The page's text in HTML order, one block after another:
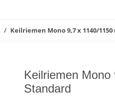
Keilriemen Mono 9,7 x 1140/
Keilriemen
Standard